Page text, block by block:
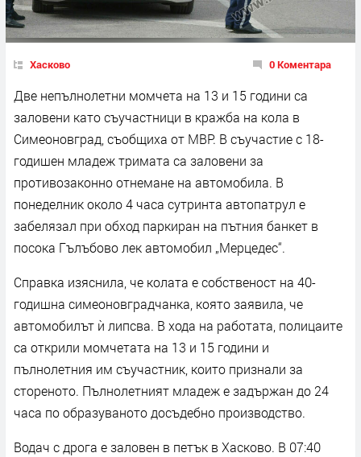
Хасково 0 Коментара
Две непълнолетни момчета на 13 и 15 години са
заловени като съучастници в кражба на кола в
Симеоновград, съобщиха от МВР. В съучастие с 18-
годишен младеж тримата са заловени за
противозаконно отнемане на автомобила. В
понеделник около 4 часа сутринта автопатрул е
забелязал при обход паркиран на пътния банкет в
посока Гълъбово лек автомобил „Мерцедес“.
Справка изяснила, че колата е собственост на 40-
годишна симеоновградчанка, която заявила, че
автомобилът ѝ липсва. В хода на работата, полицаите
са открили момчетата на 13 и 15 години и
пълнолетния им съучастник, които признали за
стореното. Пълнолетният младеж е задържан до 24
часа по образуваното досъдебно производство.
Водач с дрога е заловен в петък в Хасково. В 07:40